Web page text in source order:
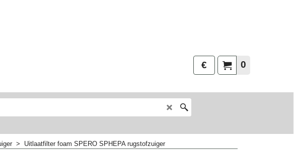
0
€
> Uitlaatfilter foam SPERO SPHEPA rugstofzuiger